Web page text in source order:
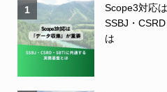
1
Scope3対応
SSBJ・
は